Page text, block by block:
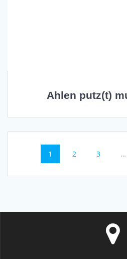
Ahlen putz(t)
Seite
1 Seite
2 Seite
3 …